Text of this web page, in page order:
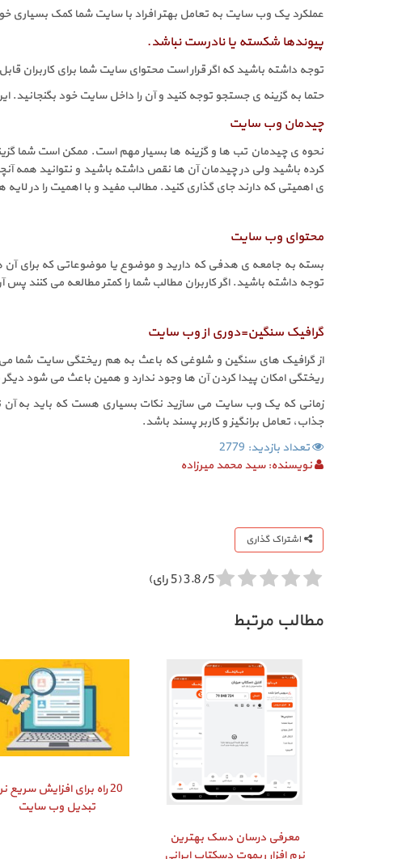
عملکرد یک وب سایت به تعامل بهتر افراد با سایت شما کمک بسیاری
پیوندها شکسته یا نادرست نباشد.
توجه داشته باشید که اگر قرار است محتوای سایت شما برای کاربران
حتما به گزینه ی جستجو توجه کنید و آن را داخل سایت خود بگنجانید.
چیدمان وب سایت
نحوه ی چیدمان تب ها و گزینه ها بسیار مهم است. ممکن است شما
کرده باشید ولی در چیدمان آن ها نقص داشته باشید و نتوانید همه
ی اهمیتی که دارند جای گذاری کنید. مطالب مفید و با اهمیت را در
محتوای وب سایت
بسته به جامعه ی هدفی که دارید و موضوع یا موضوعاتی که برای آن
توجه داشته باشید. اگر کاربران مطالب شما را کمتر مطالعه می کنند
گرافیک سنگین=دوری از وب سایت
از گرافیک های سنگین و شلوغی که باعث به هم ریختگی سایت شما
ریختگی امکان پیدا کردن آن ها وجود ندارد و همین باعث می شود
زمانی که یک وب سایت می سازید نکات بسیاری هست که باید به آن
جذاب، تعامل برانگیز و کاربر پسند باشد.
تعداد بازدید: 2779
نویسنده:سید محمد میرزاده
اشتراک گذاری
3.8/5 (5 رای)
مطالب مرتبط
معرفی درسان دسک بهترین
نرم افزار ریموت دسکتاپ ایرانی
20 راه برای افزایش سریع
تبدیل وب سایت